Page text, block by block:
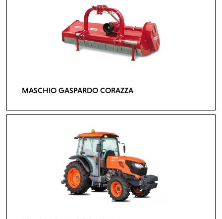
MASCHIO GASPARDO CORAZZA